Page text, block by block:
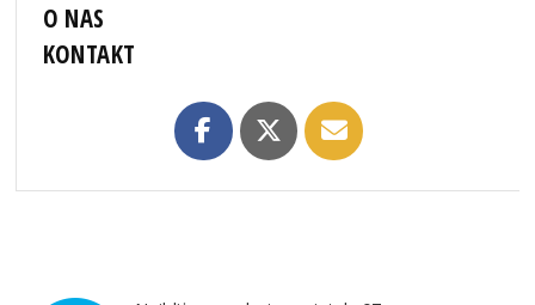
O NAS
KONTAKT